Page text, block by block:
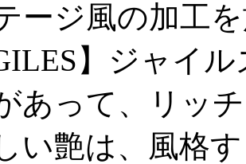
ージ風の加工
】ジャイ
あって、リッ
い艶は、風格